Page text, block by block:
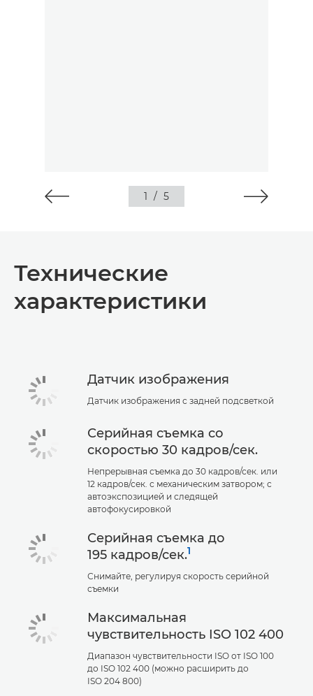
1 / 5
Технические
характеристики
Датчик изображения
Датчик изображения с задней подсветкой
Серийная съемка со
скоростью 30 кадров/сек.
Непрерывная съемка до 30 кадров/сек. или
12 кадров/сек. с механическим затвором; с
автоэкспозицией и следящей
автофокусировкой
Серийная съемка до
195 кадров/сек.1
Снимайте, регулируя скорость серийной
съемки
Максимальная
чувствительность ISO 102 400
Диапазон чувствительности ISO от ISO 100
до ISO 102 400 (можно расширить до
ISO 204 800)